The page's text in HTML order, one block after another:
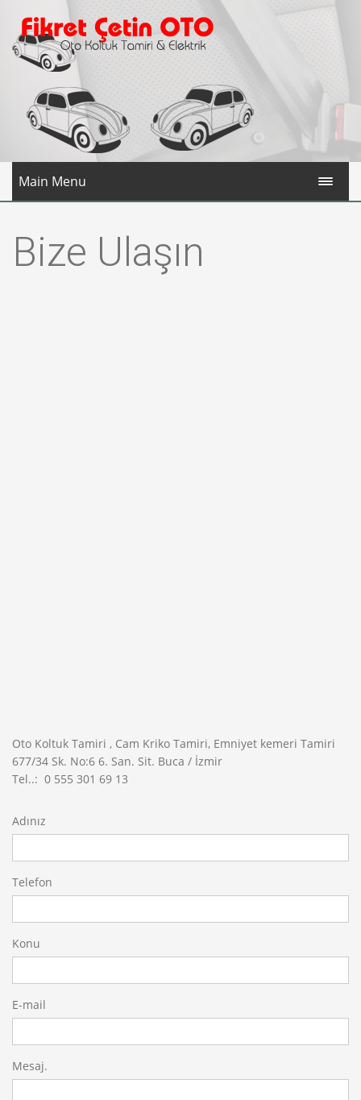
Main Menu
Bize Ulaşın
Oto Koltuk Tamiri , Cam Kriko Tamiri, Emniyet kemeri Tamiri
677/34 Sk. No:6 6. San. Sit. Buca / İzmir
Tel..: 0 555 301 69 13
Adınız
Telefon
Konu
E-mail
Mesaj.